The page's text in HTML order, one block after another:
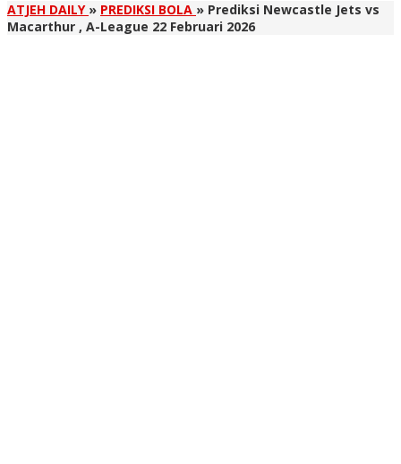
ATJEH DAILY » PREDIKSI BOLA » Prediksi Newcastle Jets vs
Macarthur , A-League 22 Februari 2026